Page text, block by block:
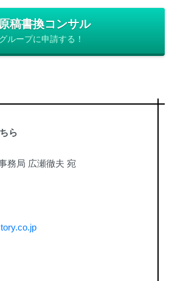
稿書換コンサル
ループに申請する！
ら
務局 広瀬徹夫 宛